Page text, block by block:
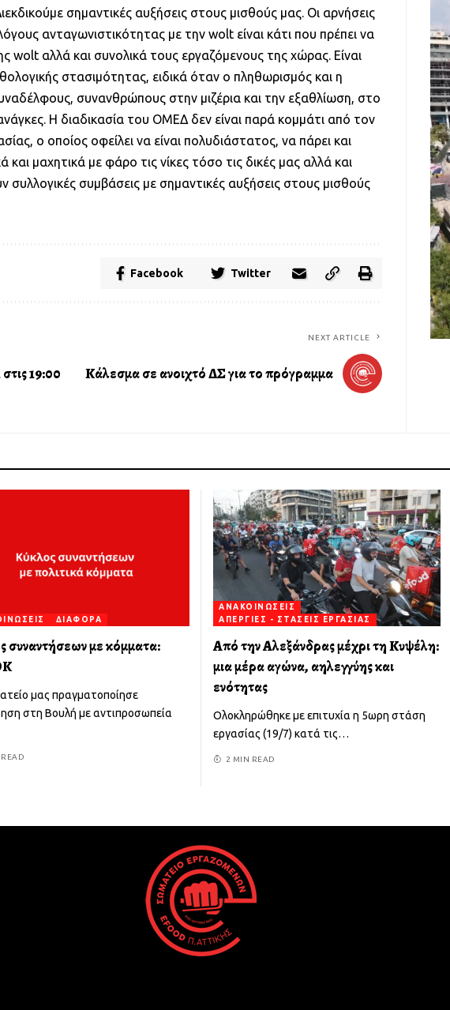
σημαντικές αυξήσεις στους μισθούς μας. Οι αρνήσεις
ανταγωνιστικότητας με την wolt είναι κάτι που πρέπει να
wolt αλλά και συνολικά τους εργαζόμενους της χώρας. Είναι
στασιμότητας, ειδικά όταν ο πληθωρισμός και η
συνανθρώπους στην μιζέρια και την εξαθλίωση, στο
Η διαδικασία του ΟΜΕΔ δεν είναι παρά κομμάτι από τον
ο οποίος οφείλει να είναι πολυδιάστατος, να πάρει και
και μαχητικά με φάρο τις νίκες τόσο τις δικές μας αλλά και
συμβάσεις με σημαντικές αυξήσεις στους μισθούς
Facebook Twitter
19:00
NEXT ARTICLE
Κάλεσμα σε ανοιχτό ΔΣ για το πρόγραμμα
ΔΙΆΦΟΡΑ
συναντήσεων με κόμματα:
μας πραγματοποίησε
στη Βουλή με αντιπροσωπεία
ΑΝΑΚΟΙΝΏΣΕΙΣ
ΑΠΕΡΓΊΕΣ - ΣΤΆΣΕΙΣ ΕΡΓΑΣΊΑΣ
Από την Αλεξάνδρας μέχρι τη Κυψέλη:
μια μέρα αγώνα, αλληλεγγύης και
ενότητας
Ολοκληρώθηκε με επιτυχία η 5ωρη στάση
εργασίας (19/7) κατά τις…
2 MIN READ